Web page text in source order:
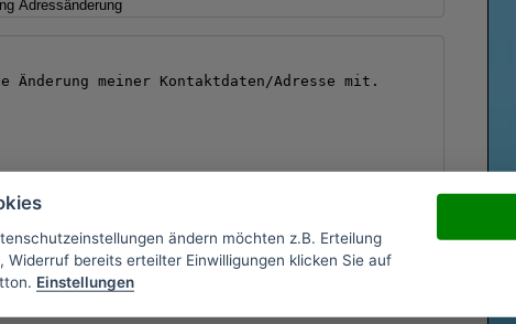
ändern möchten z.B. Erteilung
Widerruf bereits erteilter Einwilligungen klicken Sie auf
Einstellungen